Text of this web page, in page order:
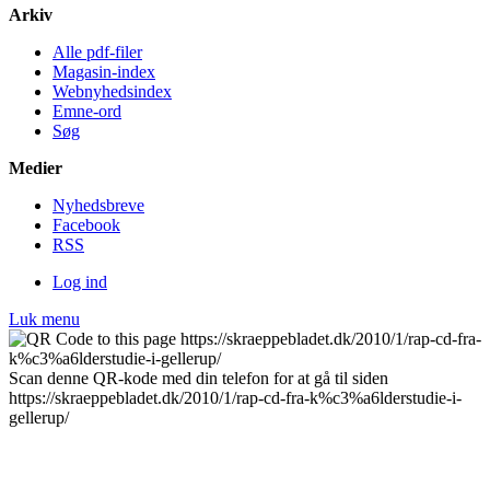
Arkiv
Alle pdf-filer
Magasin-index
Webnyhedsindex
Emne-ord
Søg
Medier
Nyheds­breve
Facebook
RSS
Log ind
Luk menu
Scan denne QR-kode med din telefon for at gå til siden
https://skraeppebladet.dk/2010/1/rap-cd-fra-k%c3%a6lderstudie-i-
gellerup/